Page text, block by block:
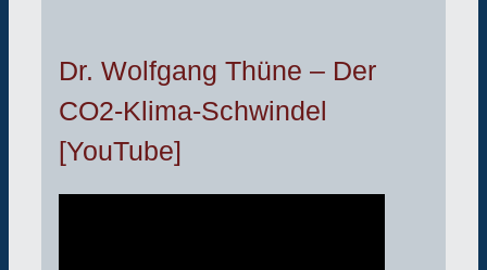
Dr. Wolfgang Thüne – Der
CO2-Klima-Schwindel
[YouTube]